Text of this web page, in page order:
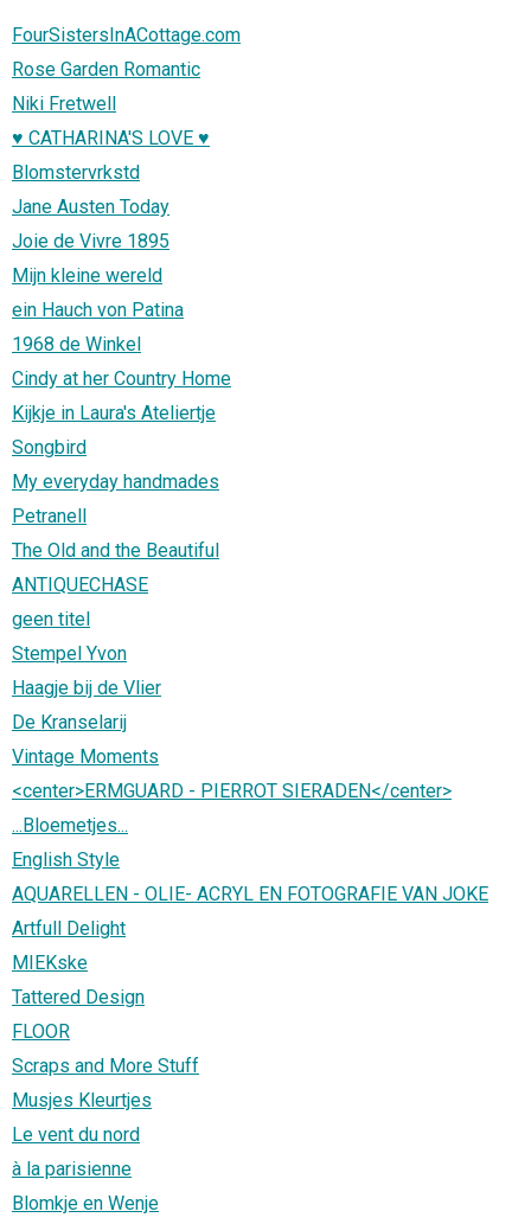
FourSistersInACottage.com
Rose Garden Romantic
Niki Fretwell
♥ CATHARINA'S LOVE ♥
Blomstervrkstd
Jane Austen Today
Joie de Vivre 1895
Mijn kleine wereld
ein Hauch von Patina
1968 de Winkel
Cindy at her Country Home
Kijkje in Laura's Ateliertje
Songbird
My everyday handmades
Petranell
The Old and the Beautiful
ANTIQUECHASE
geen titel
Stempel Yvon
Haagje bij de Vlier
De Kranselarij
Vintage Moments
<center>ERMGUARD - PIERROT SIERADEN</center>
...Bloemetjes...
English Style
AQUARELLEN - OLIE- ACRYL EN FOTOGRAFIE VAN JOKE
Artfull Delight
MIEKske
Tattered Design
FLOOR
Scraps and More Stuff
Musjes Kleurtjes
Le vent du nord
à la parisienne
Blomkje en Wenje